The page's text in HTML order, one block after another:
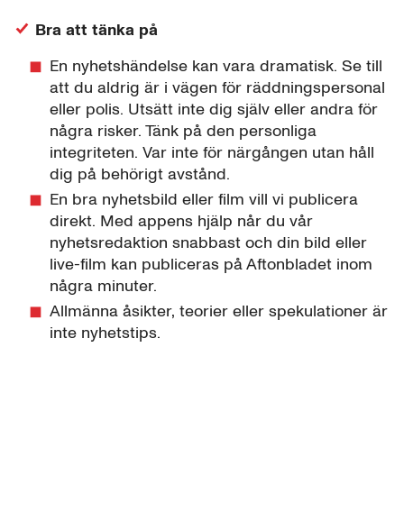
Bra att tänka på
En nyhetshändelse kan vara dramatisk. Se till
att du aldrig är i vägen för räddningspersonal
eller polis. Utsätt inte dig själv eller andra för
några risker. Tänk på den personliga
integriteten. Var inte för närgången utan håll
dig på behörigt avstånd.
En bra nyhetsbild eller film vill vi publicera
direkt. Med appens hjälp når du vår
nyhetsredaktion snabbast och din bild eller
live-film kan publiceras på Aftonbladet inom
några minuter.
Allmänna åsikter, teorier eller spekulationer är
inte nyhetstips.